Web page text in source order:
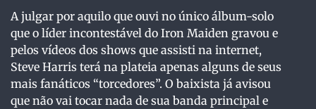
A julgar por aquilo que ouvi no único álbum-solo
que o líder incontestável do Iron Maiden gravou e
pelos vídeos dos shows que assisti na internet,
Steve Harris terá na plateia apenas alguns de seus
mais fanáticos “torcedores”. O baixista já avisou
que não vai tocar nada de sua banda principal e